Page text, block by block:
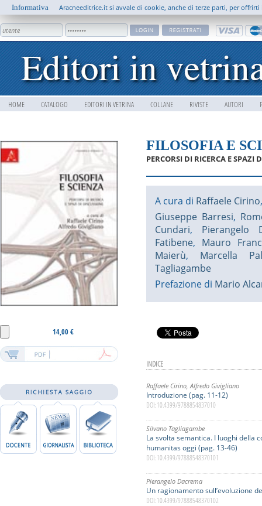
HOME CATALOGO EDITORI IN VETRINA COLLANE RIVISTE AUTORI
FILOSOFIA E
PERCORSI DI RICERCA E SPAZI
14,00 €
A cura di Raffaele Cirino
Giuseppe Barresi,
Cundari, Pierangelo
Fatibene, Mauro
Maierù, Marcella
Tagliagambe
Prefazione di Mario
INDICE
Raffaele Cirino,Alfredo Givigliano
Introduzione (pag. 11-12)
DOI: 10.4399/9788854837010
Silvano Tagliagambe
La svolta semantica. I luoghi della
humanitas oggi (pag. 13-46)
DOI: 10.4399/97888548370101
Pierangelo Dacrema
Un ragionamento sull’evoluzione
DOI: 10.4399/97888548370102
Informativa Aracneeditrice.it si avvale di cookie, anche di terze parti, per